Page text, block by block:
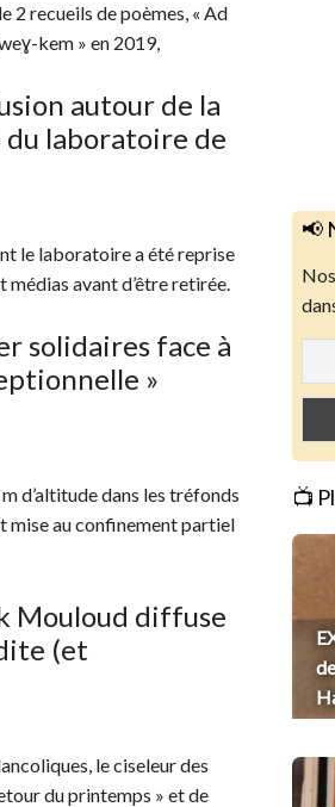
2 recueils de poèmes, « Ad
kem » en 2019,
autour de la
du laboratoire de
le laboratoire a été reprise
avant d’être retirée.
solidaires face à
»
d’altitude dans les tréfonds
mise au confinement partiel
Mouloud diffuse
(et
le ciseleur des
du printemps » et de
📢
📺